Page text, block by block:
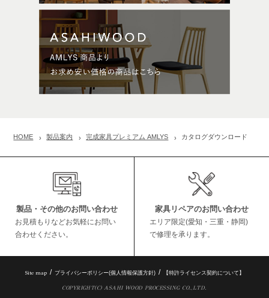
HOME 製品案内 完成家具プレミアム AMLYS カタログダウンロード
製品・その他のお問い合わせ
お見積もりなどお気軽にお問い
合わせください。
家具リペアのお問い合わせ
エリア限定(愛知・三重・静岡)
で修理を承ります。
Site map プライバシーポリシー(個人情報保護方針) 【特許ライセンス契約について】
COPYRIGHT(C) ASAHI WOOD PROCESSING CO.,LTD.